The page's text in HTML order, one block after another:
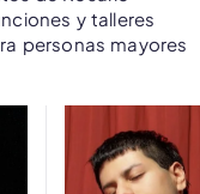
y talleres
personas mayores